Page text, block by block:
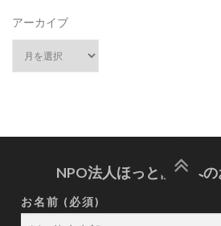
アーカイブ
NPO法人ほっと龍山へ
お名前 (必須)